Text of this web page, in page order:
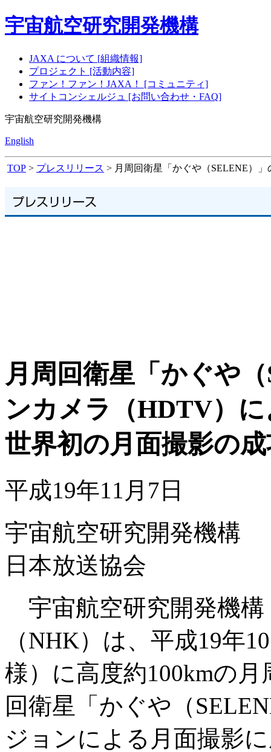
宇宙航空研究開発機構
JAXA について [組織情報]
プロジェクト [活動内容]
ファン！ファン！JAXA！ [コミュニティ]
サイトコンシェルジュ [お問い合わせ・FAQ]
宇宙航空研究開発機構
English
TOP > プレスリリース > 月周回衛星「かぐや（SELENE）
月周回衛星「かぐや
ンカメラ（HDTV）
世界初の月面撮影の
平成19年11月7日
宇宙航空研究開発機構
日本放送協会
宇宙航空研究開発機構
（NHK）は、平成19年
様）に高度約100kmの
回衛星「かぐや（
ジョンによる月面撮影